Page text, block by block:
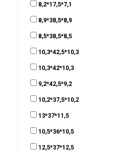
8,2*17,5*7,1
8,9*38,5*8,9
8,5*38,5*8,5
10,3*42,5*10,3
10,3*42*10,3
9,2*42,5*9,2
10,2*37,5*10,2
13*37*11,5
10,5*36*10,5
12,5*37*12,5